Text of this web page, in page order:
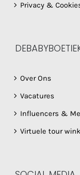
Privacy &
Over Ons
Vacatures
Influencers &
Virtuele tour